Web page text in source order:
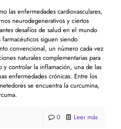
las enfermedades cardiovasculares,
neurodegenerativos y ciertos
desafíos de salud en el mundo
siguen siendo
convencional, un número cada vez
naturales complementarias para
y controlar la inflamación, una de las
enfermedades crónicas. Entre los
se encuentra la curcumina,
0 Leer más